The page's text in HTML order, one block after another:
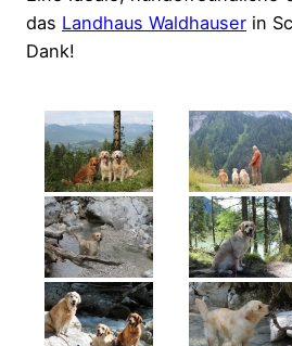
das Landhaus Waldhauser in
Dank!